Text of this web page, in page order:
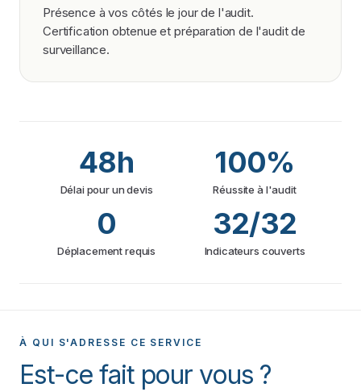
Présence à vos côtés le jour de l'audit.
Certification obtenue et préparation de l'audit de
surveillance.
48h
Délai pour un devis
100%
Réussite à l'audit
0
Déplacement requis
32/32
Indicateurs couverts
À QUI S'ADRESSE CE SERVICE
Est-ce fait pour vous ?